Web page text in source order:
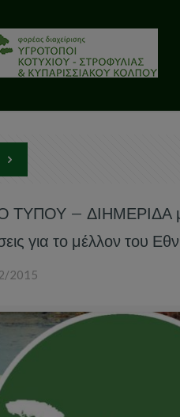
ΤΥΠΟΥ – ΔΙΗΜΕΡΙΔΑ με
για το μέλλον του
2015